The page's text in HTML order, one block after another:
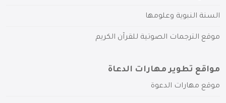
السنة النبوية وعلومها
موقع الترجمات الصوتية للقرآن الكريم
مواقع تطوير مهارات الدعاة
موقع مهارات الدعوة